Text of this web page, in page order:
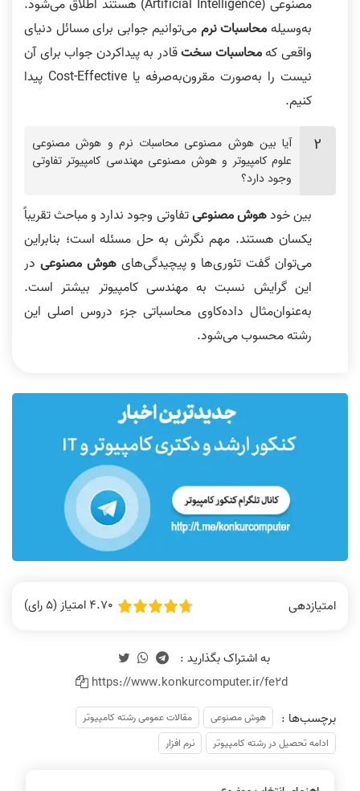
مصنوعی (Artificial Intelligence) هستند اطلاق می‌شود.
به‌وسیلهمحاسبات نرممی‌توانیم جوابی برای مسائل دنیای
واقعی کهمحاسبات سختقادر به پیداکردن جواب برای آن
نیست را به‌صورت مقرون‌به‌صرفه یا Cost-Effective پیدا
کنیم.
آیا بین هوش مصنوعی محاسبات نرم و هوش مصنوعی
علوم کامپیوتر و هوش مصنوعی مهندسی کامپیوتر تفاوتی
وجود دارد؟
بین خودهوش مصنوعیتفاوتی وجود ندارد و مباحث تقریباً
یکسان هستند. مهم نگرش به حل مسئله است؛ بنابراین
می‌توان گفت تئوری‌ها و پیچیدگی‌هایهوش مصنوعی در
این گرایش نسبت به مهندسی کامپیوتر بیشتر است.
به‌عنوان‌مثال داده‌کاوی محاسباتی جزء دروس اصلی این
رشته محسوب می‌شود.
امتیازدهی 4.70 امتیاز (5 رای)
https://www.konkurcomputer.ir/fe2d
برچسب‌ها :
هوش مصنوعی
مقالات عمومی رشته کامپیوتر
ادامه تحصیل در رشته کامپیوتر
نرم افزار